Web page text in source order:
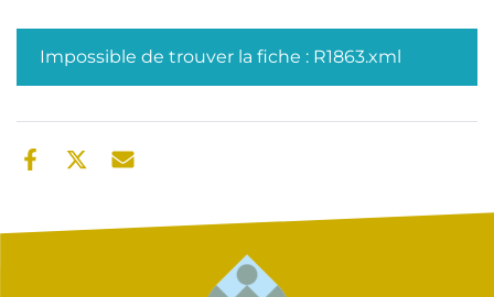
Impossible de trouver la fiche : R1863.xml